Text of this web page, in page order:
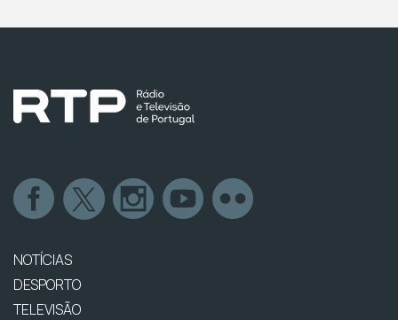
NOTÍCIAS
DESPORTO
TELEVISÃO